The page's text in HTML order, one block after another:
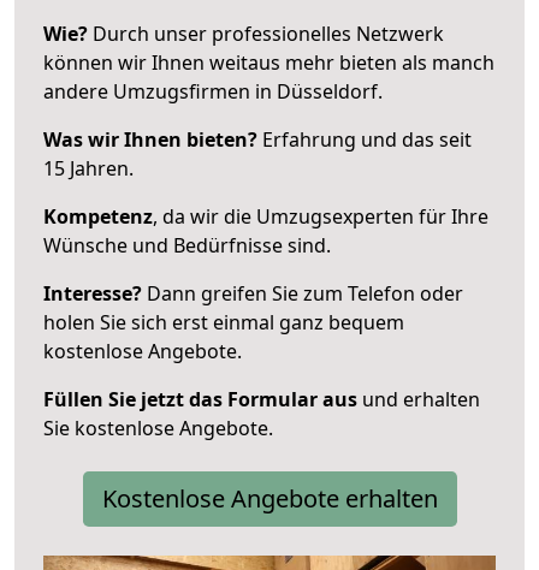
Wie? Durch unser professionelles Netzwerk
können wir Ihnen weitaus mehr bieten als manch
andere Umzugsfirmen in Düsseldorf.
Was wir Ihnen bieten? Erfahrung und das seit
15 Jahren.
Kompetenz, da wir die Umzugsexperten für Ihre
Wünsche und Bedürfnisse sind.
Interesse? Dann greifen Sie zum Telefon oder
holen Sie sich erst einmal ganz bequem
kostenlose Angebote.
Füllen Sie jetzt das Formular aus und erhalten
Sie kostenlose Angebote.
Kostenlose Angebote erhalten